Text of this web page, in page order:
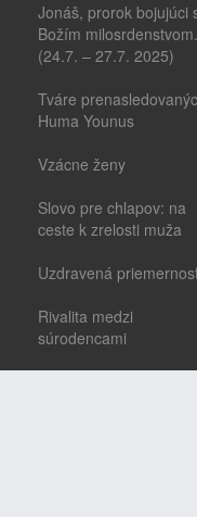
Jonáš, prorok bojujúci
Božím milosrdenstvom.
(24.7. – 27.7. 2025)
Tváre
Huma Younus
Vzácne ženy
Slovo pre chlapov: na
ceste k zrelosti muža
Uzdravená
Rivalita medzi
súrodencami